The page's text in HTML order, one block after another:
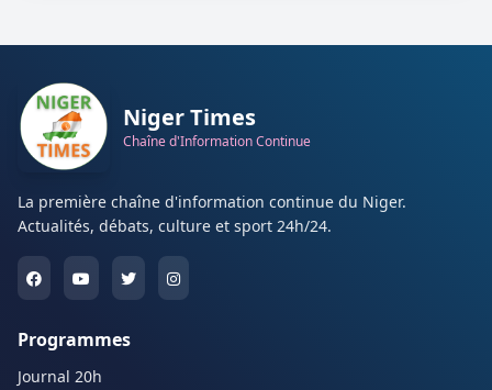
Niger Times
Chaîne d'Information Continue
La première chaîne d'information continue du Niger.
Actualités, débats, culture et sport 24h/24.
Programmes
Journal 20h